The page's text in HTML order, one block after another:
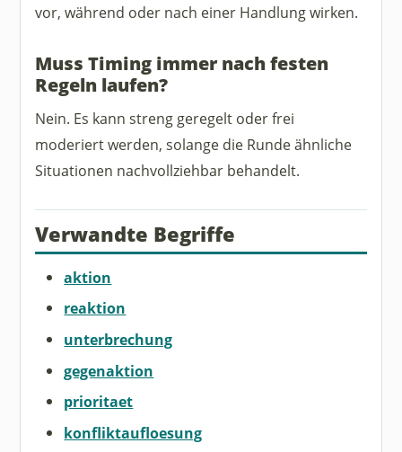
vor, während oder nach einer Handlung wirken.
Muss Timing immer nach festen
Regeln laufen?
Nein. Es kann streng geregelt oder frei
moderiert werden, solange die Runde ähnliche
Situationen nachvollziehbar behandelt.
Verwandte Begriffe
aktion
reaktion
unterbrechung
gegenaktion
prioritaet
konfliktaufloesung